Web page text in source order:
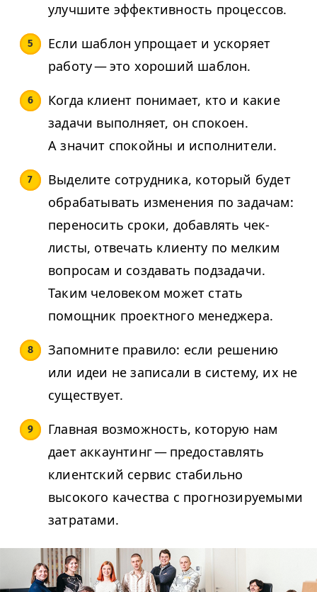
улучшите эффективность процессов.
Если шаблон упрощает и ускоряет
работу — это хороший шаблон.
Когда клиент понимает, кто и какие
задачи выполняет, он спокоен.
А значит спокойны и исполнители.
Выделите сотрудника, который будет
обрабатывать изменения по задачам:
переносить сроки, добавлять чек-
листы, отвечать клиенту по мелким
вопросам и создавать подзадачи.
Таким человеком может стать
помощник проектного менеджера.
Запомните правило: если решению
или идеи не записали в систему, их не
существует.
Главная возможность, которую нам
дает аккаунтинг — предоставлять
клиентский сервис стабильно
высокого качества с прогнозируемыми
затратами.